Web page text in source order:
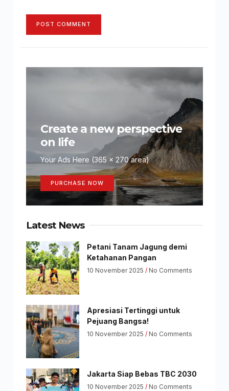
POST COMMENT
Create a new perspective
on life
Your Ads Here (365 x 270 area)
PURCHASE NOW
Latest News
Petani Tanam Jagung demi
Ketahanan Pangan
10 November 2025 No Comments
Apresiasi Tertinggi untuk
Pejuang Bangsa!
10 November 2025 No Comments
Jakarta Siap Bebas TBC 2030
10 November 2025 No Comments